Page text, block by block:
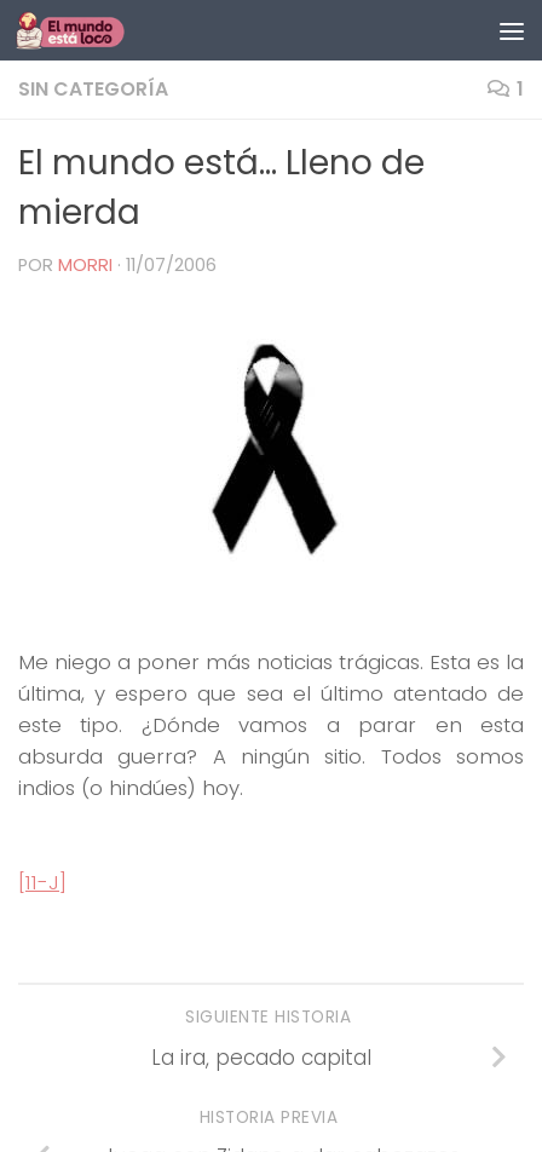
Saltar al contenido
SIN CATEGORÍA 1
El mundo está… Lleno de
mierda
POR MORRI · 11/07/2006
Me niego a poner más noticias trágicas. Esta es la
última, y espero que sea el último atentado de
este tipo. ¿Dónde vamos a parar en esta
absurda guerra? A ningún sitio. Todos somos
indios (o hindúes) hoy.
[11-J]
SIGUIENTE HISTORIA
La ira, pecado capital
HISTORIA PREVIA